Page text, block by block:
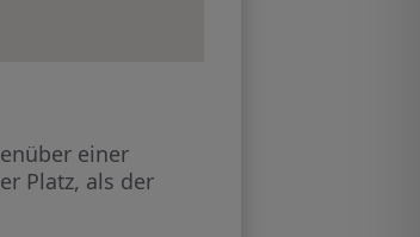
einer
Platz, als der